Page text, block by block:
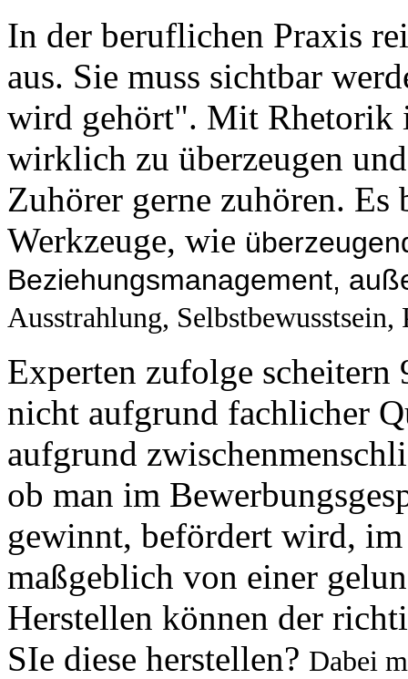
In der beruflichen Praxis
aus. Sie muss sichtbar
wird gehört". Mit Rhetorik
wirklich zu überzeugen
Zuhörer gerne zuhören.
Werkzeuge, wie
Beziehungsmanagement,
Ausstrahlung,
Experten zufolge scheitern
nicht aufgrund fachlicher
aufgrund
ob man im
gewinnt, befördert wird,
maßgeblich von einer
Herstellen können der
SIe diese herstellen? Dabei